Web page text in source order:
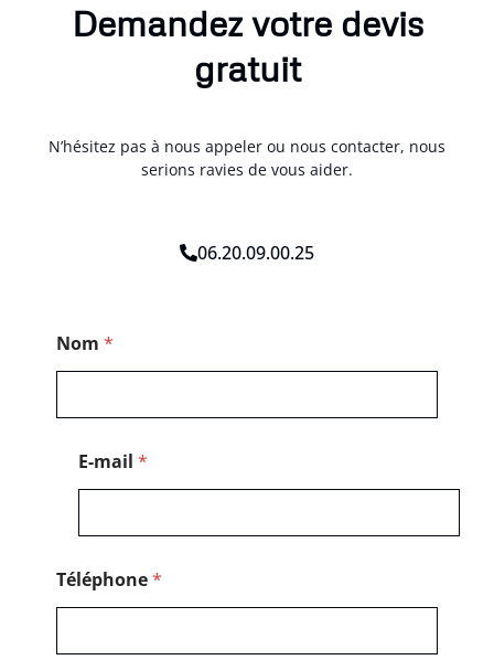
Demandez votre devis
gratuit
N’hésitez pas à nous appeler ou nous contacter, nous
serions ravies de vous aider.
06.20.09.00.25
Nom *
E-mail *
Téléphone*